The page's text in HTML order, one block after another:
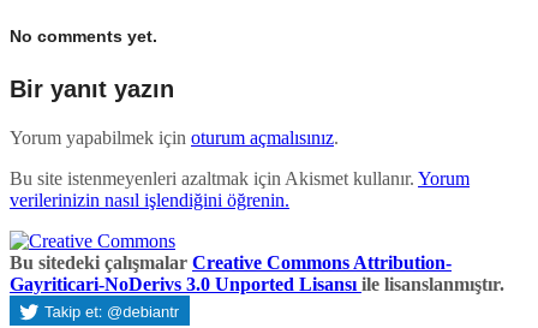
No comments yet.
Bir yanıt yazın
Yorum yapabilmek için oturum açmalısınız.
Bu site istenmeyenleri azaltmak için Akismet kullanır. Yorum
verilerinizin nasıl işlendiğini öğrenin.
Bu sitedeki çalışmalar Creative Commons Attribution-
Gayriticari-NoDerivs 3.0 Unported Lisansı ile lisanslanmıştır.